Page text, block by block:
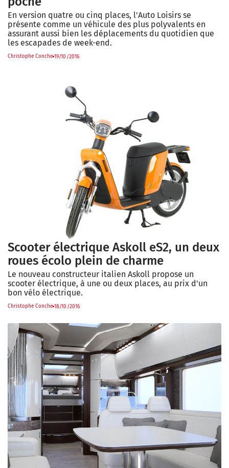
En version quatre ou cinq places, l'Auto Loisirs se
présente comme un véhicule des plus polyvalents en
assurant aussi bien les déplacements du quotidien que
les escapades de week-end.
Christophe Conche 19/10/2016
Scooter électrique Askoll eS2, un deux
roues écolo plein de charme
Le nouveau constructeur italien Askoll propose un
scooter électrique, à une ou deux places, au prix d'un
bon vélo électrique.
Christophe Conche 18/10/2016